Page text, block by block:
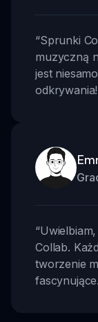
“Sprunki
muzyczną
jest
odkrywania!
“
Collab.
tworzenie
fascynujące.